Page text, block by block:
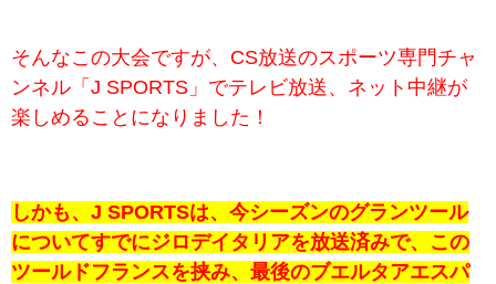
そんなこの大会ですが、CS放送のスポーツ専門チャ
ンネル「J SPORTS」でテレビ放送、ネット中継が
楽しめることになりました！
しかも、J SPORTSは、今シーズンのグランツール
についてすでにジロデイタリアを放送済みで、この
ツールドフランスを挟み、最後のブエルタアエスパ